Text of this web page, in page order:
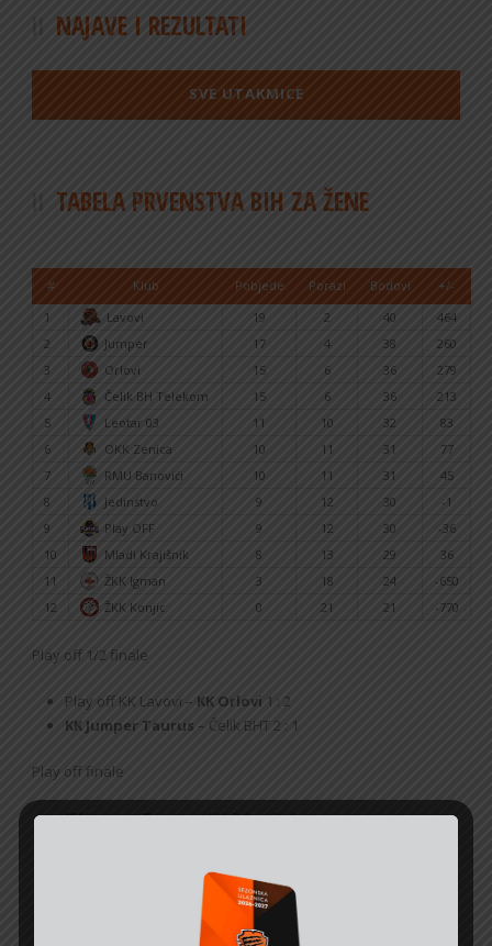
NAJAVE I REZULTATI
SVE UTAKMICE
TABELA PRVENSTVA BIH ZA ŽENE
# Klub Pobjede Porazi Bodovi
+/-
1
Lavovi 19 2 40
464
2
Jumper 17 4 38
260
3
Orlovi 15 6 36
279
4
Čelik BH Telekom 15 6 36
213
5
Leotar 03 11 10 32
83
6
OKK Zenica 10 11 31
77
7
RMU Banovići 10 11 31
45
8
Jedinstvo 9 12 30
-1
9
Play OFF 9 12 30
-36
10
Mladi Krajišnik 8 13 29
36
11
ŽKK Igman 3 18 24
-650
12
ŽKK Konjic 0 21 21 -770
Play off 1/2 finale
Play off KK Lavovi – KK Orlovi 1 : 2
KK Jumper Taurus – Čelik BHT 2 : 1
Play off finale
KK Jumper Taurus– KK Orlovi 3 : 1
TABELA 1. ŽLRS